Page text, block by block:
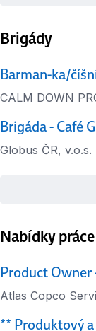
Brigády
Barman-ka/
CALM DOWN
Brigáda - Café
Globus ČR, v.o.s.
Nabídky práce
Product Owner
Atlas Copco
** Produktový